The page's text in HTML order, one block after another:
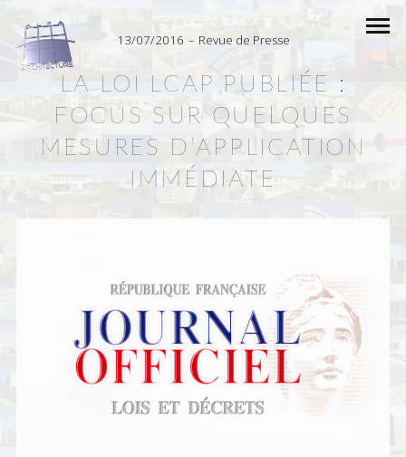
13/07/2016 Revue de Presse
LA LOI LCAP PUBLIÉE :
FOCUS SUR QUELQUES
MESURES D’APPLICATION
IMMÉDIATE